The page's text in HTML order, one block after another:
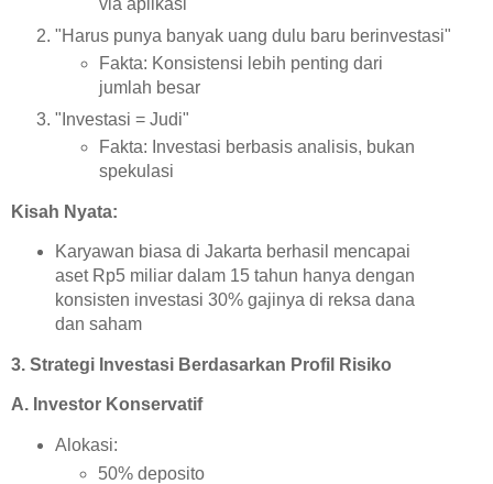
via aplikasi
"Harus punya banyak uang dulu baru berinvestasi"
Fakta: Konsistensi lebih penting dari
jumlah besar
"Investasi = Judi"
Fakta: Investasi berbasis analisis, bukan
spekulasi
Kisah Nyata:
Karyawan biasa di Jakarta berhasil mencapai
aset Rp5 miliar dalam 15 tahun hanya dengan
konsisten investasi 30% gajinya di reksa dana
dan saham
3. Strategi Investasi Berdasarkan Profil Risiko
A. Investor Konservatif
Alokasi:
50% deposito